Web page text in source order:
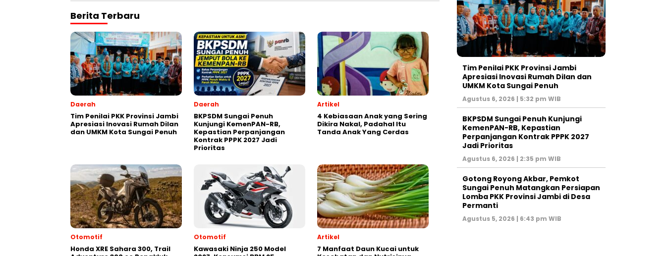
Berita Terbaru
Daerah
Tim Penilai PKK Provinsi Jambi
Apresiasi Inovasi Rumah Dilan
dan UMKM Kota Sungai Penuh
Daerah
BKPSDM Sungai Penuh
Kunjungi KemenPAN-RB,
Kepastian Perpanjangan
Kontrak PPPK 2027 Jadi
Prioritas
Artikel
4 Kebiasaan Anak yang Sering
Dikira Nakal, Padahal Itu
Tanda Anak Yang Cerdas
Otomotif
Honda XRE Sahara 300, Trail
Otomotif
Kawasaki Ninja 250 Model
Artikel
7 Manfaat Daun Kucai untuk
Tim Penilai PKK Provinsi Jambi
Apresiasi Inovasi Rumah Dilan dan
UMKM Kota Sungai Penuh
Agustus 6, 2026 | 5:32 pm WIB
BKPSDM Sungai Penuh Kunjungi
KemenPAN-RB, Kepastian
Perpanjangan Kontrak PPPK 2027
Jadi Prioritas
Agustus 6, 2026 | 2:35 pm WIB
Gotong Royong Akbar, Pemkot
Sungai Penuh Matangkan Persiapan
Lomba PKK Provinsi Jambi di Desa
Permanti
Agustus 5, 2026 | 6:43 pm WIB